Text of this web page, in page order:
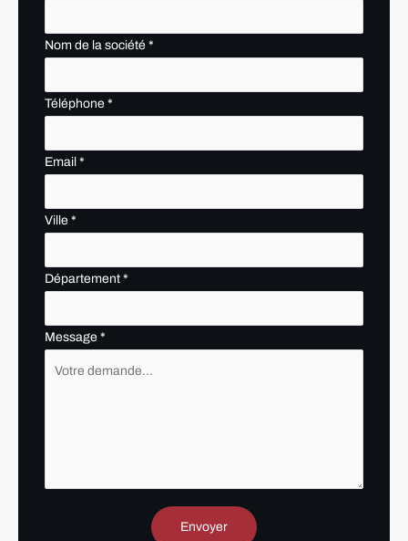
Nom de la société *
Téléphone *
Email *
Ville *
Département *
Message *
Envoyer